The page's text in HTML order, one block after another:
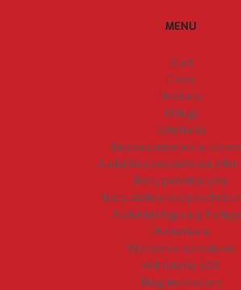
MENU
Start
O nas
Produkty
Usługi
Szkolenia
Bezpieczeństwo w
Audyt bezpieczeństwa
Testy penetracyjne
Testy ataków
Audyt konfiguracji
Prezentacje
Wdrożenia sprzętowe
Wdrożenia SZBI
Blog techniczny